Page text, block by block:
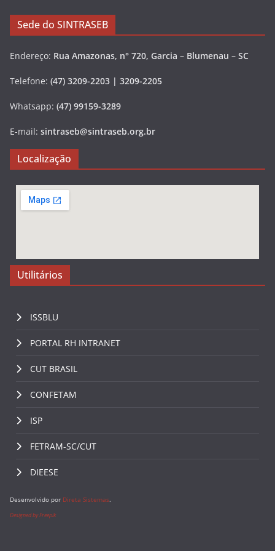
Sede do SINTRASEB
Endereço: Rua Amazonas, n° 720, Garcia – Blumenau – SC
Telefone: (47) 3209-2203 | 3209-2205
Whatsapp: (47) 99159-3289
E-mail: sintraseb@sintraseb.org.br
Localização
Utilitários
ISSBLU
PORTAL RH INTRANET
CUT BRASIL
CONFETAM
ISP
FETRAM-SC/CUT
DIEESE
Desenvolvido por Direta Sistemas.
Designed by Freepik